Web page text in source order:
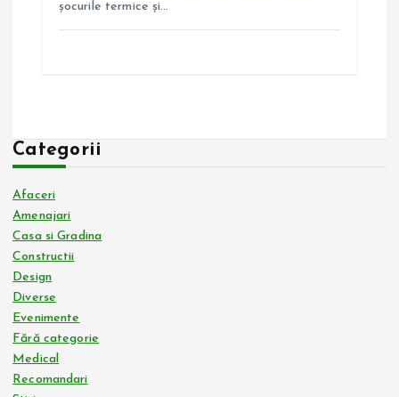
șocurile termice și…
Categorii
Afaceri
Amenajari
Casa si Gradina
Constructii
Design
Diverse
Evenimente
Fără categorie
Medical
Recomandari